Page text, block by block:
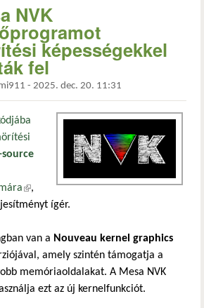
NVK
képességekkel
fel
- 2025. dec. 20. 11:31
(külső hivatkozás)
,
ígér.
van a Nouveau kernel graphics
amely szintén támogatja a
memóriaoldalakat. A Mesa NVK
ezt az új kernelfunkciót.